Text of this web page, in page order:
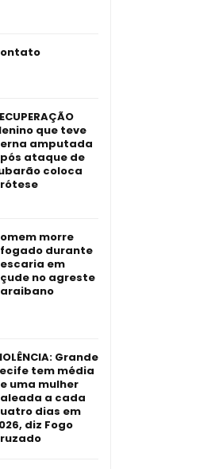
que teve
amputada
ataque de
coloca
morre
durante
em
no agreste
Grande
tem média
uma mulher
a cada
dias em
diz Fogo